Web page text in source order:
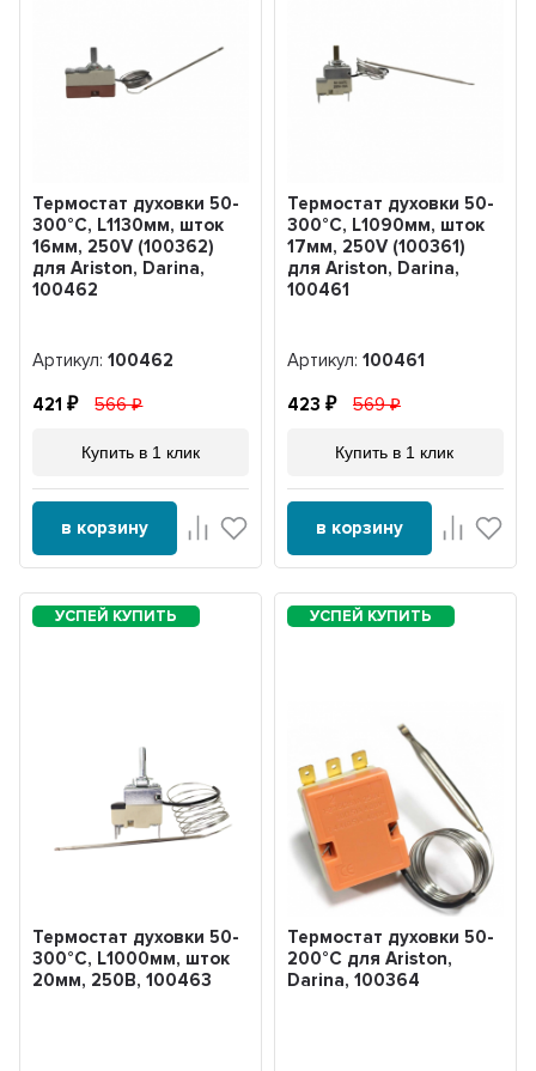
Термостат духовки 50-
300°С, L1130мм, шток
16мм, 250V (100362)
для Ariston, Darina,
100462
Артикул:100462
421 566
Купить в 1 клик
в корзину
Термостат духовки 50-
300°С, L1090мм, шток
17мм, 250V (100361)
для Ariston, Darina,
100461
Артикул: 100461
423 569
Купить в 1 клик
в корзину
Термостат духовки 50-
300°С, L1000мм, шток
20мм, 250В, 100463
Термостат духовки 50-
200°С для Ariston,
Darina, 100364